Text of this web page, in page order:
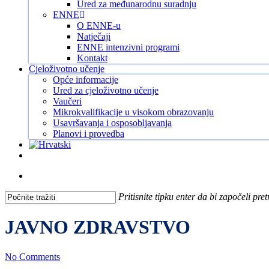
Ured za međunarodnu suradnju
ENNE
O ENNE-u
Natječaji
ENNE intenzivni programi
Kontakt
Cjeloživotno učenje
Opće informacije
Ured za cjeloživotno učenje
Vaučeri
Mikrokvalifikacije u visokom obrazovanju
Usavršavanja i osposobljavanja
Planovi i provedba
Pritisnite tipku enter da bi započeli
Search
JAVNO ZDRAVSTVO
No Comments